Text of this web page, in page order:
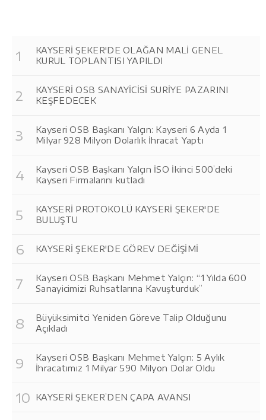
KAYSERİ ŞEKER'DE OLAĞAN MALİ GENEL
KURUL TOPLANTISI YAPILDI
KAYSERİ OSB SANAYİCİSİ SURİYE PAZARINI
KEŞFEDECEK
Kayseri OSB Başkanı Yalçın: Kayseri 6 Ayda 1
Milyar 928 Milyon Dolarlık İhracat Yaptı
Kayseri OSB Başkanı Yalçın İSO İkinci 500’deki
Kayseri Firmalarını kutladı
KAYSERİ PROTOKOLÜ KAYSERİ ŞEKER'DE
BULUŞTU
KAYSERİ ŞEKER'DE GÖREV DEĞİŞİMİ
Kayseri OSB Başkanı Mehmet Yalçın: “1 Yılda 600
Sanayicimizi Ruhsatlarına Kavuşturduk”
Büyüksimitci Yeniden Göreve Talip Olduğunu
Açıkladı
Kayseri OSB Başkanı Mehmet Yalçın: 5 Aylık
İhracatımız 1 Milyar 590 Milyon Dolar Oldu
KAYSERİ ŞEKER’DEN ÇAPA AVANSI